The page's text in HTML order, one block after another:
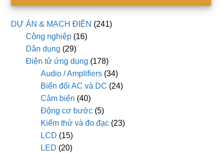
DỰ ÁN & MẠCH ĐIỆN (241)
Công nghiệp (16)
Dân dụng (29)
Điện tử ứng dụng (178)
Audio / Amplifiers (34)
Biến đổi AC và DC (24)
Cảm biến (40)
Động cơ bước (5)
Kiểm thử và đo đạc (23)
LCD (15)
LED (20)